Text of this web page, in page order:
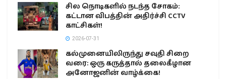
சில நொடிகளில் நடந்த சோகம்:
கட்டான விபத்தின் அதிர்ச்சி CCTV
காட்சிகள்!
2026-07-31
கல்முனையிலிருந்து சவுதி சிறை
வரை: ஒரு கருத்தால் தலைகீழான
அனோஜனின் வாழ்க்கை!